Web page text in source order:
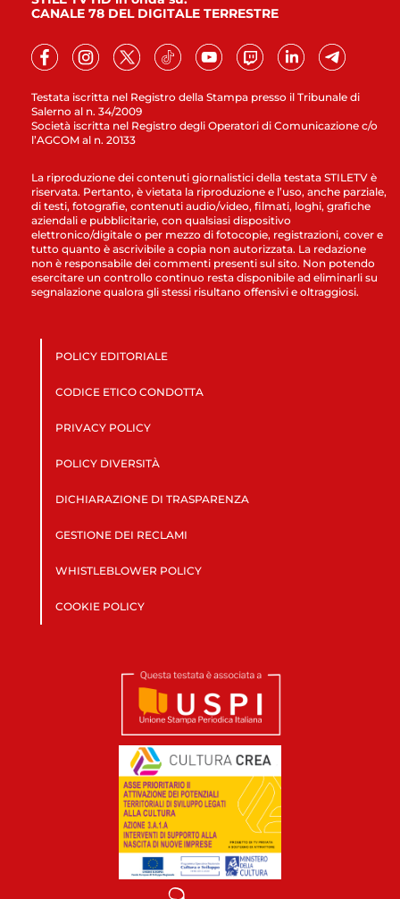
Testata iscritta nel Registro della Stampa presso il Tribunale di
Salerno al n. 34/2009
Società iscritta nel Registro degli Operatori di Comunicazione c/o
l’AGCOM al n. 20133
CANALE 78 DEL DIGITALE TERRESTRE
La riproduzione dei contenuti giornalistici della testata STILETV è
riservata. Pertanto, è vietata la riproduzione e l’uso, anche parziale,
di testi, fotografie, contenuti audio/video, filmati, loghi, grafiche
aziendali e pubblicitarie, con qualsiasi dispositivo
elettronico/digitale o per mezzo di fotocopie, registrazioni, cover e
tutto quanto è ascrivibile a copia non autorizzata. La redazione
non è responsabile dei commenti presenti sul sito. Non potendo
esercitare un controllo continuo resta disponibile ad eliminarli su
segnalazione qualora gli stessi risultano offensivi e oltraggiosi.
POLICY EDITORIALE
CODICE ETICO CONDOTTA
PRIVACY POLICY
POLICY DIVERSITÀ
DICHIARAZIONE DI TRASPARENZA
GESTIONE DEI RECLAMI
WHISTLEBLOWER POLICY
COOKIE POLICY